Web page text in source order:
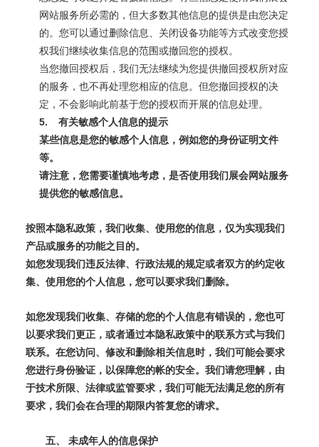
网站服务所必需的，但大多数其他信息的提供是由您决定
的。您可以通过删除信息、关闭设备功能等方式改变您授
权我们继续收集信息的范围或撤回您的授权。
当您撤回授权后，我们无法继续为您提供撤回授权所对应
的服务，也不再处理您相应的信息。但您撤回授权的决
定，不会影响此前基于您的授权而开展的信息处理。
5.
有关敏感个人信息的提示
某些信息是您的敏感个人信息，例如您的身份证明文件
等。
请注意，您需要谨慎地考虑，是否使用我们展会网站服务
提供您的敏感信息。
按照本隐私政策，我们收集、使用您的信息，仅为实现我们
产品或服务的功能之目的。
如您发现我们违反法律、行政法规的规定或者双方的约定收
集、使用您的个人信息，您可以要求我们删除。
如您发现我们收集、存储的您的个人信息有错误的，您也可
以要求我们更正，或者通过本隐私政策中的联系方式与我们
联系。在您访问、修改和删除相关信息时，我们可能会要求
您进行身份验证，以保障您的帐的安全。我们请您理解，由
于技术所限、法律或监管要求，我们可能无法满足您的所有
要求，我们会在合理的期限内答复您的请求。
五、 未成年人的信息保护